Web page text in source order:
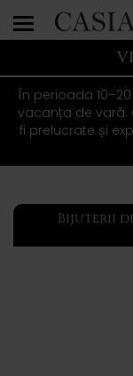
În perioada
vacanța de vară.
fi prelucrate și
Bijuterii